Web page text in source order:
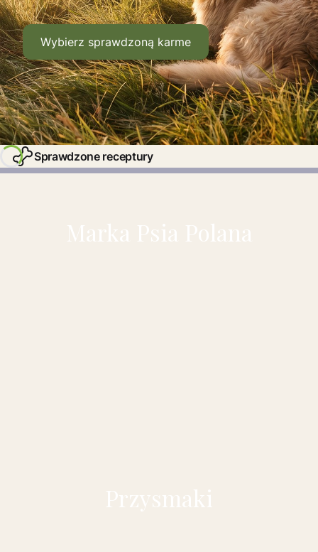
Wybierz sprawdzoną karme
Sprawdzone receptury